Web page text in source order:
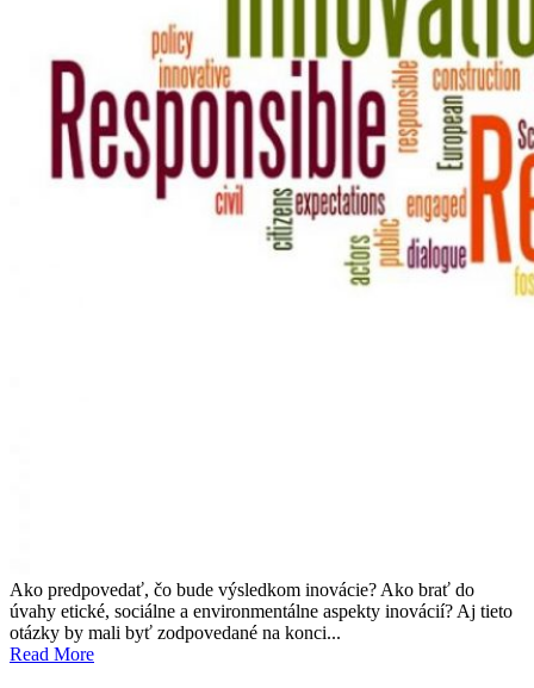
Ako predpovedať, čo bude výsledkom inovácie? Ako brať do
úvahy etické, sociálne a environmentálne aspekty inovácií? Aj tieto
otázky by mali byť zodpovedané na konci...
Read More